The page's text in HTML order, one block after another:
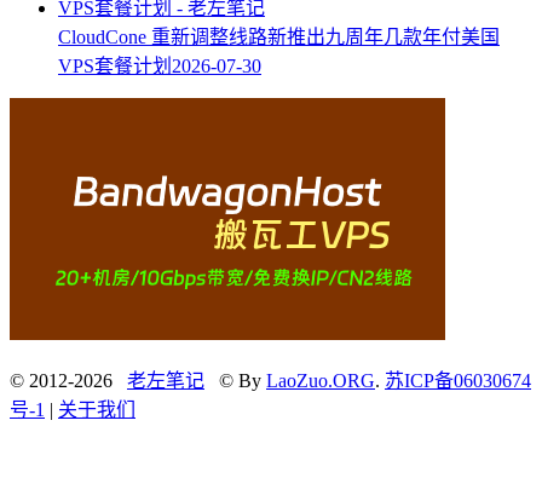
CloudCone 重新调整线路新推出九周年几款年付美国
VPS套餐计划 2026-07-30
© 2012-2026 老左笔记 © By LaoZuo.ORG. 苏ICP备06030674
号-1 | 关于我们